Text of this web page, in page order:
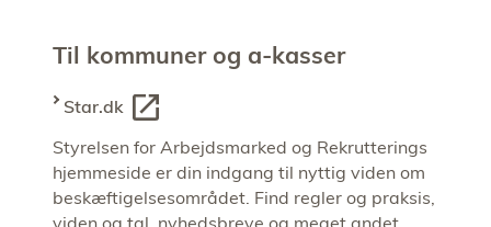
Til kommuner og a-kasser
Star.dk
Styrelsen for Arbejdsmarked og Rekrutterings
hjemmeside er din indgang til nyttig viden om
beskæftigelsesområdet. Find regler og praksis,
viden og tal, nyhedsbreve og meget andet.